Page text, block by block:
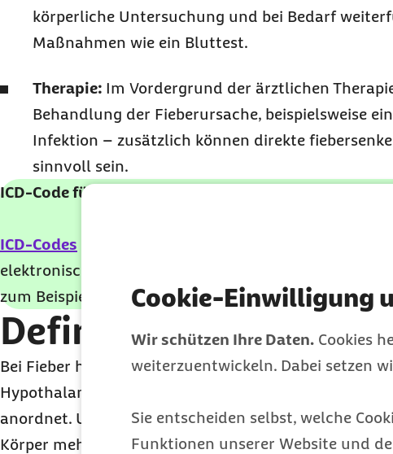
Cookie-Einwilligung
Wir schützen Ihre Daten. Cookies
weiterzuentwickeln. Dabei setzen
Sie entscheiden selbst, welche
Funktionen unserer Website und
körperliche Untersuchung und bei Bedarf
Maßnahmen wie ein Bluttest.
Therapie: Im Vordergrund der ärztlichen
Behandlung der Fieberursache, beispielsweise
Infektion – zusätzlich können direkte
sinnvoll sein.
ICD-Code für Fieber: R50
ICD-Codes
elektronischen Arbeitsunfähigkeitsbescheinigungen
zum Beispiel im Online-Portal oder in der App Ihrer
Definition: Was ist
Bei Fieber handelt es sich um eineerhöhte
Hypothalamus – das Wärmeregulationszentrum im
anordnet. Um diese erhöhte Körpertemperatur zu
Körper mehr Wärme (zum Beispiel durch